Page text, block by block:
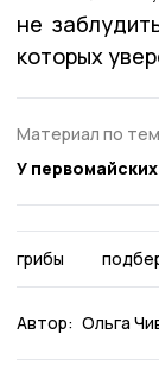
не
которых
Материал по
У
грибы
Автор: Ольга